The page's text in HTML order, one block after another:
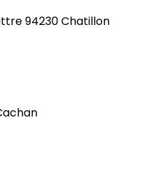
94230 Chatillon